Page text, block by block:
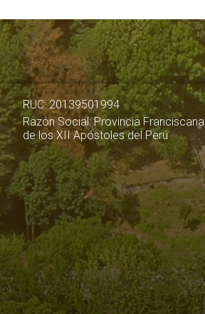
RUC: 20139501994
Razón Social: Provincia Franciscana
de los XII Apóstoles del Perú